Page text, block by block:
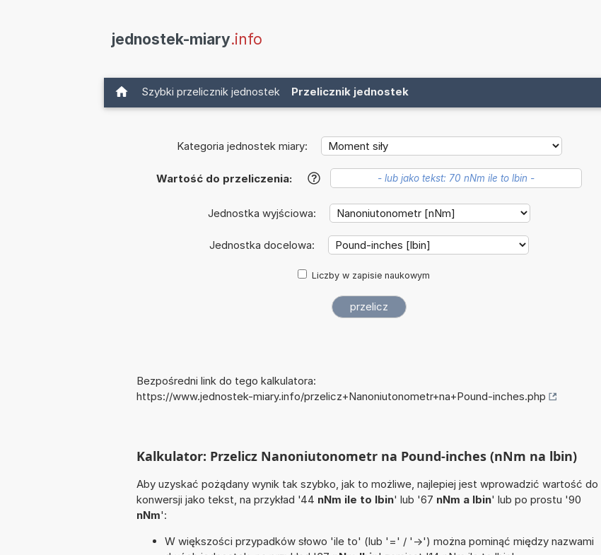
jednostek-miary.info
Szybki przelicznik jednostek Przelicznik jednostek
Kategoria jednostek miary:
Wartość do przeliczenia: ?
Jednostka wyjściowa:
Jednostka docelowa:
Liczby w zapisie naukowym
Bezpośredni link do tego kalkulatora:
https://www.jednostek-miary.info/przelicz+Nanoniutonometr+na+Pound-inches.php
Kalkulator: Przelicz Nanoniutonometr na Pound-inches (nNm na lbin)
Aby uzyskać pożądany wynik tak szybko, jak to możliwe, najlepiej jest wprowadzić wartość do
konwersji jako tekst, na przykład '44 nNm ile to lbin' lub '67 nNm a lbin' lub po prostu '90
nNm':
W większości przypadków słowo 'ile to' (lub '=' / '->') można pominąć między nazwami